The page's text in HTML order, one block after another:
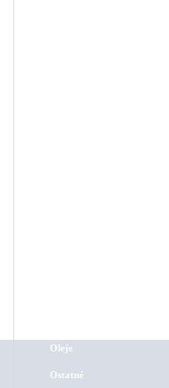
Oleje
Ostatné